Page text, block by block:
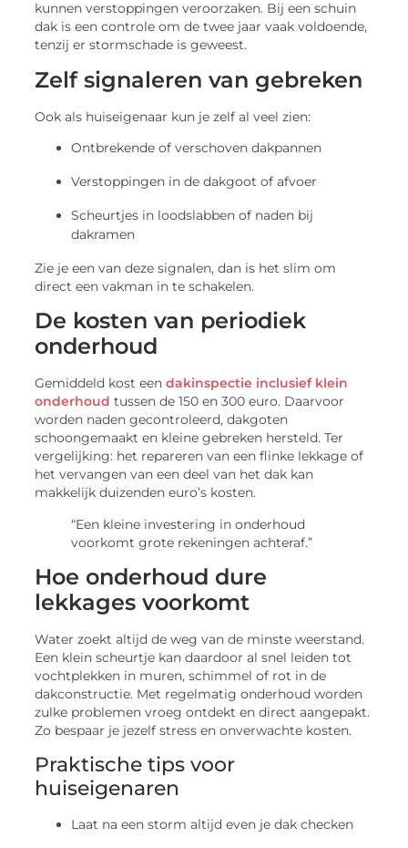
kunnen verstoppingen veroorzaken. Bij een schuin
dak is een controle om de twee jaar vaak voldoende,
tenzij er stormschade is geweest.
Zelf signaleren van gebreken
Ook als huiseigenaar kun je zelf al veel zien:
Ontbrekende of verschoven dakpannen
Verstoppingen in de dakgoot of afvoer
Scheurtjes in loodslabben of naden bij
dakramen
Zie je een van deze signalen, dan is het slim om
direct een vakman in te schakelen.
De kosten van periodiek
onderhoud
Gemiddeld kost eendakinspectie inclusief klein
onderhoud tussen de 150 en 300 euro. Daarvoor
worden naden gecontroleerd, dakgoten
schoongemaakt en kleine gebreken hersteld. Ter
vergelijking: het repareren van een flinke lekkage of
het vervangen van een deel van het dak kan
makkelijk duizenden euro’s kosten.
“Een kleine investering in onderhoud
voorkomt grote rekeningen achteraf.”
Hoe onderhoud dure
lekkages voorkomt
Water zoekt altijd de weg van de minste weerstand.
Een klein scheurtje kan daardoor al snel leiden tot
vochtplekken in muren, schimmel of rot in de
dakconstructie. Met regelmatig onderhoud worden
zulke problemen vroeg ontdekt en direct aangepakt.
Zo bespaar je jezelf stress en onverwachte kosten.
Praktische tips voor
huiseigenaren
Laat na een storm altijd even je dak checken